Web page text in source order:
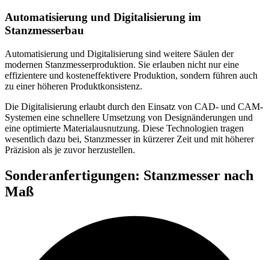
Automatisierung und Digitalisierung im
Stanzmesserbau
Automatisierung und Digitalisierung sind weitere Säulen der
modernen Stanzmesserproduktion. Sie erlauben nicht nur eine
effizientere und kosteneffektivere Produktion, sondern führen auch
zu einer höheren Produktkonsistenz.
Die Digitalisierung erlaubt durch den Einsatz von CAD- und CAM-
Systemen eine schnellere Umsetzung von Designänderungen und
eine optimierte Materialausnutzung. Diese Technologien tragen
wesentlich dazu bei, Stanzmesser in kürzerer Zeit und mit höherer
Präzision als je zuvor herzustellen.
Sonderanfertigungen: Stanzmesser nach
Maß